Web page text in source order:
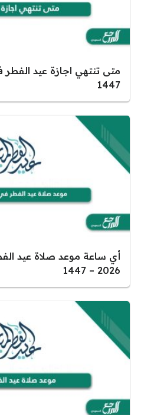
1447
أي ساعة موعد صلاة عيد
2026 – 1447